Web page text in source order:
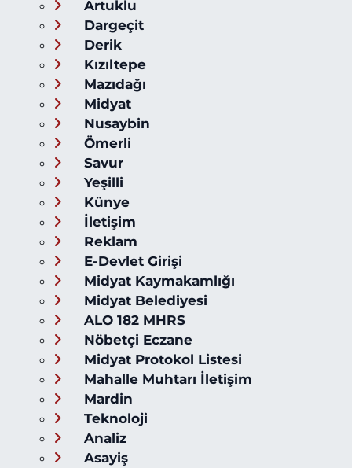
Artuklu
Dargeçit
Derik
Kızıltepe
Mazıdağı
Midyat
Nusaybin
Ömerli
Savur
Yeşilli
Künye
İletişim
Reklam
E-Devlet Girişi
Midyat Kaymakamlığı
Midyat Belediyesi
ALO 182 MHRS
Nöbetçi Eczane
Midyat Protokol Listesi
Mahalle Muhtarı İletişim
Mardin
Teknoloji
Analiz
Asayiş